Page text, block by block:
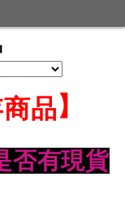
品】
否有現貨